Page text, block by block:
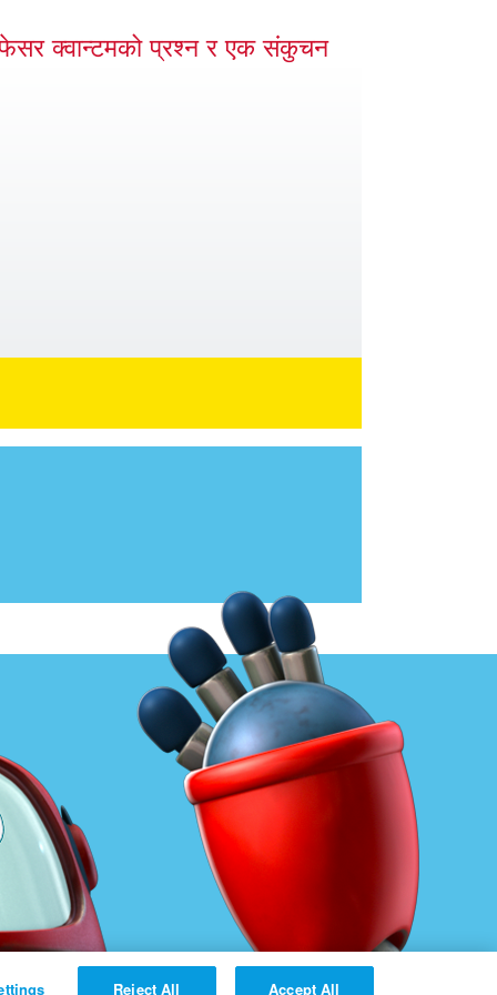
क्वान्टमको प्रश्न र एक संकुचन
Reject All Accept All